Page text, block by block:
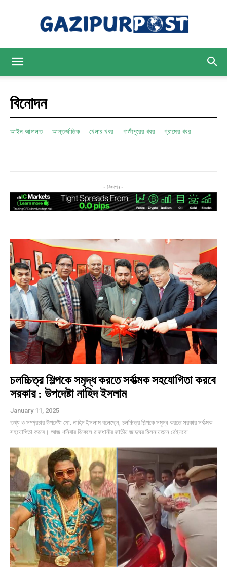
Post
বিনোদন
আইন আদালত আন্তর্জাতিক খেলার খবর গাজীপুরের খবর গ্রামের খবর
- বিজ্ঞাপন -
চলচ্চিত্র শিল্পকে সমৃদ্ধ করতে সর্বাত্মক সহযোগিতা করবে
সরকার : উপদেষ্টা নাহিদ ইসলাম
January 11, 2025
তথ্য ও সম্প্রচার উপদেষ্টা মো. নাহিদ ইসলাম বলেছেন, চলচ্চিত্র শিল্পকে সমৃদ্ধ করতে সরকার সর্বাত্মক
সহযোগিতা করবে। আজ শনিবার বিকেলে রাজধানীর জাতীয় জাদুঘর মিলনায়তনে রেইনবো...